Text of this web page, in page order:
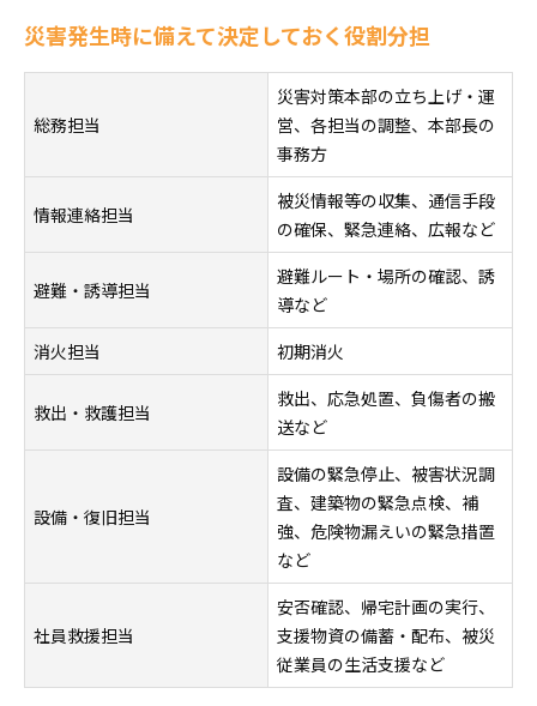
災害発生時に備えて決定しておく役割分担
総務担当
災害対策本部の立ち上げ・運
営、各担当の調整、本部長の
事務方
情報連絡担当
被災情報等の収集、通信手段
の確保、緊急連絡、広報など
避難・誘導担当
避難ルート・場所の確認、誘
導など
消火担当
初期消火
救出・救護担当
救出、応急処置、負傷者の搬
送など
設備・復旧担当
設備の緊急停止、被害状況調
査、建築物の緊急点検、補
強、危険物漏えいの緊急措置
など
社員救援担当
安否確認、帰宅計画の実行、
支援物資の備蓄・配布、被災
従業員の生活支援など